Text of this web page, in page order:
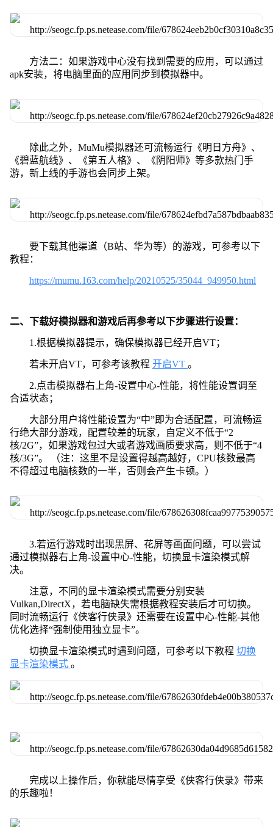
方法二：如果游戏中心没有找到需要的应用，可以通过
apk安装，将电脑里面的应用同步到模拟器中。
除此之外，MuMu模拟器还可流畅运行《明日方舟》、
《碧蓝航线》、《第五人格》、《阴阳师》等多款热门手
游，新上线的手游也会同步上架。
要下载其他渠道（B站、华为等）的游戏，可参考以下
教程：
https://mumu.163.com/help/20210525/35044_949950.html
二、下载好模拟器和游戏后再参考以下步骤进行设置：
1.根据模拟器提示，确保模拟器已经开启VT；
若未开启VT，可参考该教程 开启VT 。
2.点击模拟器右上角-设置中心-性能，将性能设置调至
合适状态；
大部分用户将性能设置为“中”即为合适配置，可流畅运
行绝大部分游戏，配置较差的玩家，自定义不低于“2
核/2G”，如果游戏包过大或者游戏画质要求高，则不低于“4
核/3G”。 （注：这里不是设置得越高越好，CPU核数最高
不得超过电脑核数的一半，否则会产生卡顿。）
3.若运行游戏时出现黑屏、花屏等画面问题，可以尝试
通过模拟器右上角-设置中心-性能，切换显卡渲染模式解
决。
注意，不同的显卡渲染模式需要分别安装
Vulkan,DirectX，若电脑缺失需根据教程安装后才可切换。
同时流畅运行《侠客行侠录》还需要在设置中心-性能-其他
优化选择“强制使用独立显卡”。
切换显卡渲染模式时遇到问题，可参考以下教程 切换
显卡渲染模式 。
完成以上操作后，你就能尽情享受《侠客行侠录》带来
的乐趣啦！